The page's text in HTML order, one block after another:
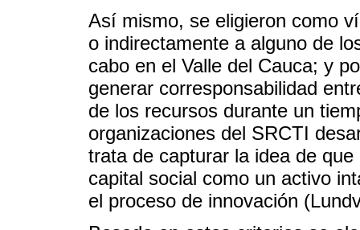
Así mismo, se eligieron como
o indirectamente a alguno de
cabo en el Valle del Cauca; y
generar corresponsabilidad
de los recursos durante un
organizaciones del SRCTI
trata de capturar la idea de
capital social como un activo
el proceso de innovación